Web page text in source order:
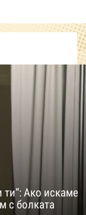
ти“: Ако искаме
с болката